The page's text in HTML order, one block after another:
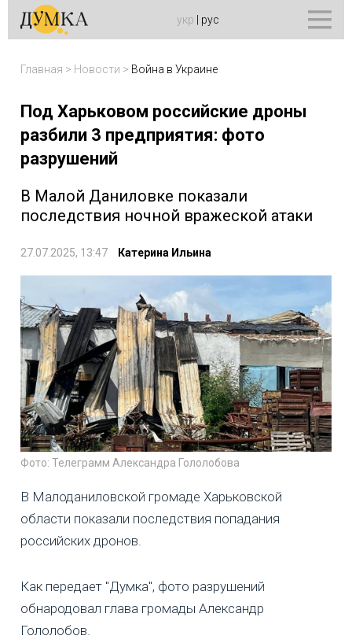
укр рус
Главная > Новости > Война в Украине
Под Харьковом российские дроны
разбили 3 предприятия: фото
разрушений
В Малой Даниловке показали
последствия ночной вражеской атаки
27.07.2025, 13:47 Катерина Ильина
Фото: Телеграмм Александра Гололобова
В Малоданиловской громаде Харьковской
области показали последствия попадания
российских дронов.
Как передает "Думка", фото разрушений
обнародовал глава громады Александр
Гололобов.